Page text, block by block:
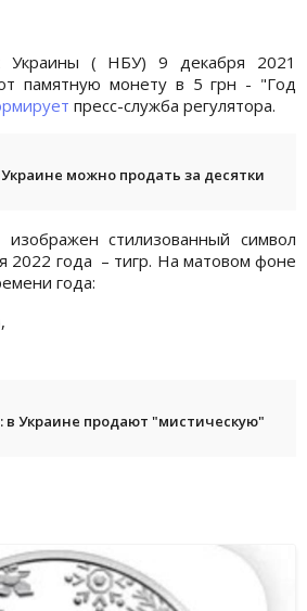
Украины ( НБУ) 9 декабря 2021
памятную монету в 5 грн - "Год
пресс-служба регулятора.
можно продать за десятки
стилизованный символ
2022 года – тигр. На матовом фоне
года:
в Украине продают "мистическую"